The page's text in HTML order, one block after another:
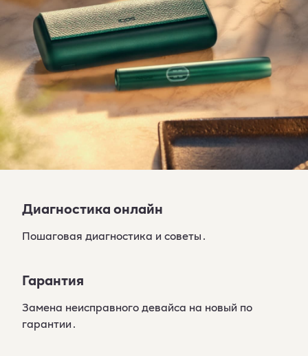
Диагностика онлайн
Пошаговая диагностика и советы․
Гарантия
Замена неисправного девайса на новый по
гарантии․